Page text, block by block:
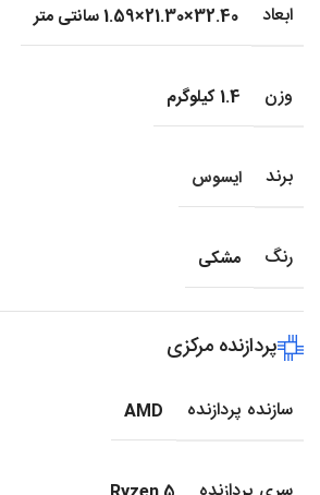
ابعاد 32.40×21.30×1.59 سانتی متر
وزن 1.4 کیلوگرم
برند ایسوس
رنگ مشکی
پردازنده مرکزی
سازنده پردازنده AMD